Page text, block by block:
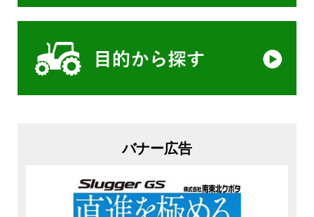
バナー広告